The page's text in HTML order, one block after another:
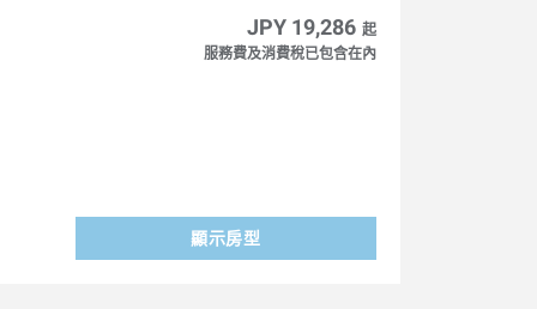
JPY 19,286 起
服務費及消費稅已包含在內
顯示房型